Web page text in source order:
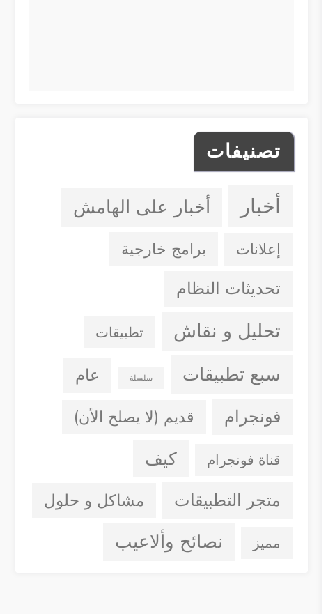
تصنيفات
أخبار أخبار على الهامش
إعلانات برامج خارجية
تحديثات النظام
تحليل و نقاش تطبيقات
سبع تطبيقات سلسلة عام
فونجرام قديم (لا يصلح الأن)
قناة فونجرام كيف
متجر التطبيقات مشاكل و حلول
مميز نصائح وألاعيب